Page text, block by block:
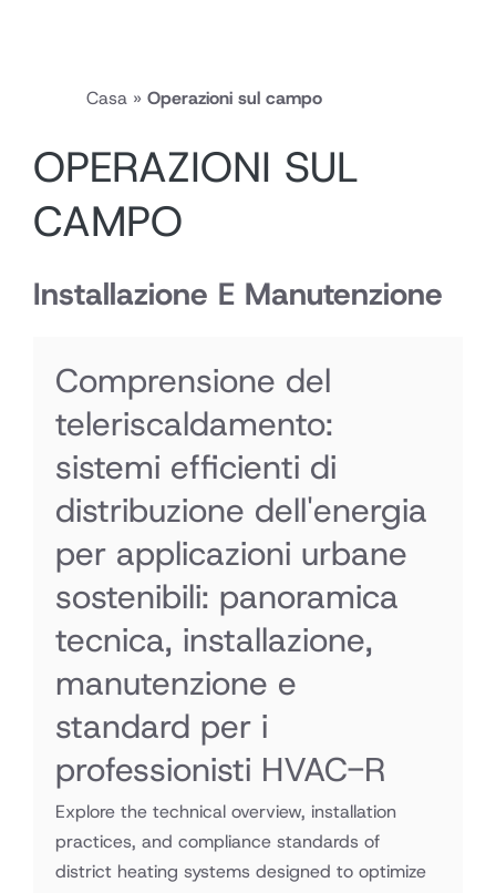
Casa » Operazioni sul campo
OPERAZIONI SUL
CAMPO
Installazione E Manutenzione
Comprensione del
teleriscaldamento:
sistemi efficienti di
distribuzione dell'energia
per applicazioni urbane
sostenibili: panoramica
tecnica, installazione,
manutenzione e
standard per i
professionisti HVAC-R
Explore the technical overview, installation
practices, and compliance standards of
district heating systems designed to optimize